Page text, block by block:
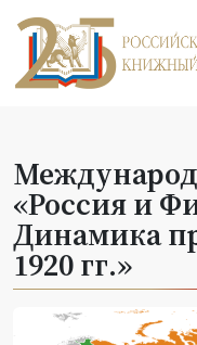
«Россия и
Динамика
1920 гг.»